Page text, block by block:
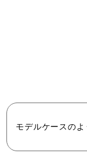
モデルケースのよ